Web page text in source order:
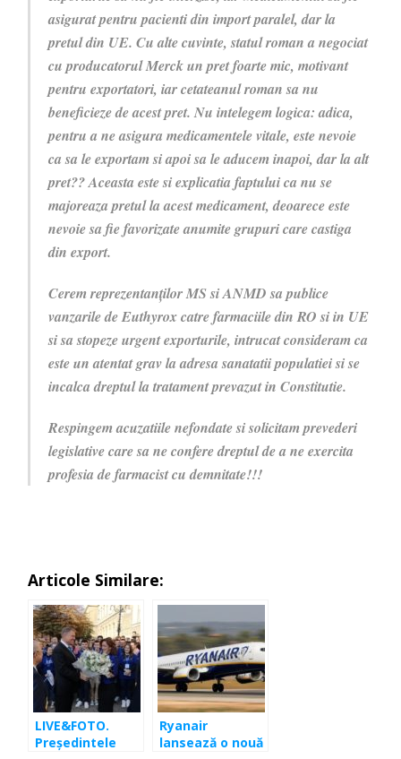
asigurat pentru pacienti din import paralel, dar la
pretul din UE. Cu alte cuvinte, statul roman a negociat
cu producatorul Merck un pret foarte mic, motivant
pentru exportatori, iar cetateanul roman sa nu
beneficieze de acest pret. Nu intelegem logica: adica,
pentru a ne asigura medicamentele vitale, este nevoie
ca sa le exportam si apoi sa le aducem inapoi, dar la alt
pret?? Aceasta este si explicatia faptului ca nu se
majoreaza pretul la acest medicament, deoarece este
nevoie sa fie favorizate anumite grupuri care castiga
din export.
Cerem reprezentanților MS si ANMD sa publice
vanzarile de Euthyrox catre farmaciile din RO si in UE
si sa stopeze urgent exporturile, intrucat consideram ca
este un atentat grav la adresa sanatatii populatiei si se
incalca dreptul la tratament prevazut in Constitutie.
Respingem acuzatiile nefondate si solicitam prevederi
legislative care sa ne confere dreptul de a ne exercita
profesia de farmacist cu demnitate!!!
Articole Similare:
LIVE&FOTO.
Preşedintele
Ryanair
lansează o nouă